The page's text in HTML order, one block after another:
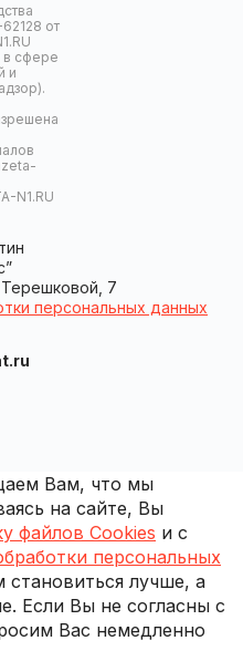
от
в сфере
и
N1.RU
7
персональных данных
Вам, что мы
на сайте, Вы
файлов Cookies и с
персональных
становиться лучше, а
Если Вы не согласны с
Вас немедленно